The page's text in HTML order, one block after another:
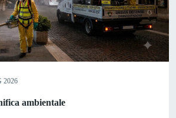
2026
ambientale